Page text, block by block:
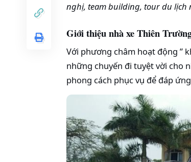
nghị, team building, tour du lịch
Giới thiệu nhà xe Thiên
Với phương châm hoạt động ”
những chuyến đi tuyệt vời cho
phong cách phục vụ để đáp